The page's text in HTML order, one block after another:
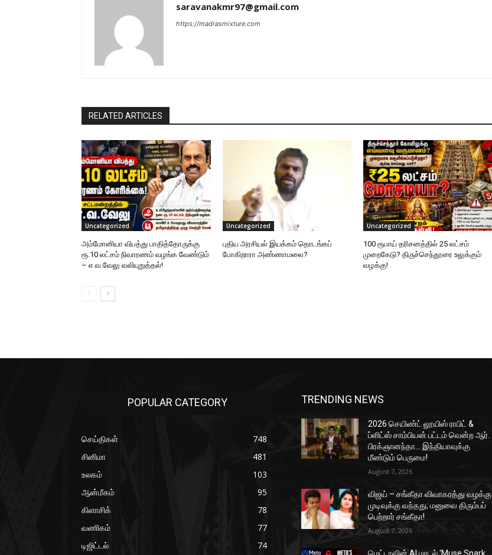
saravanakmr97@gmail.com
https://madrasmixture.com
RELATED ARTICLES
Uncategorized
அம்மோனியா விபத்து பாதித்தோருக்கு
ரூ.10 லட்சம் நிவாரணம் வழங்க வேண்டும்
– எ.வ.வேலு வலியுறுத்தல்!
Uncategorized
புதிய அரசியல் இயக்கம் தொடங்கப்
போகிறாரா அண்ணாமலை?
Uncategorized
100 ரூபாய் தரிசனத்தில் 25 லட்சம்
முறைகேடு? திருச்செந்தூரை உலுக்கும்
வழக்கு!
POPULAR CATEGORY
செய்திகள்
748
சினிமா
481
உலகம்
103
ஆன்மீகம்
95
கிளாசிக்
78
வணிகம்
77
டிஜிட்டல்
74
TRENDING NEWS
2026 செயிண்ட் லூயிஸ் ராபிட் &
ப்ளிட்ஸ் சாம்பியன் பட்டம் வென்ற ஆர்.
பிரக்ஞானந்தா… இந்தியாவுக்கு
மீண்டும் பெருமை!
August 7, 2026
விஜய் – சங்கீதா விவாகரத்து வழக்கு
முடிவுக்கு வந்தது; மனுவை திரும்பப்
பெற்றார் சங்கீதா!
August 7, 2026
மெட்டாவின் AI மாடல் ‘Muse Spark